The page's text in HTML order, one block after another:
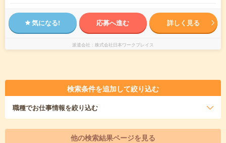
気になる! 応募へ進む 詳しく見る
派遣会社 株式会社日本ワークプレイス
検索条件を追加して絞り込む
職種でお仕事情報を絞り込む
他の検索結果ページを見る